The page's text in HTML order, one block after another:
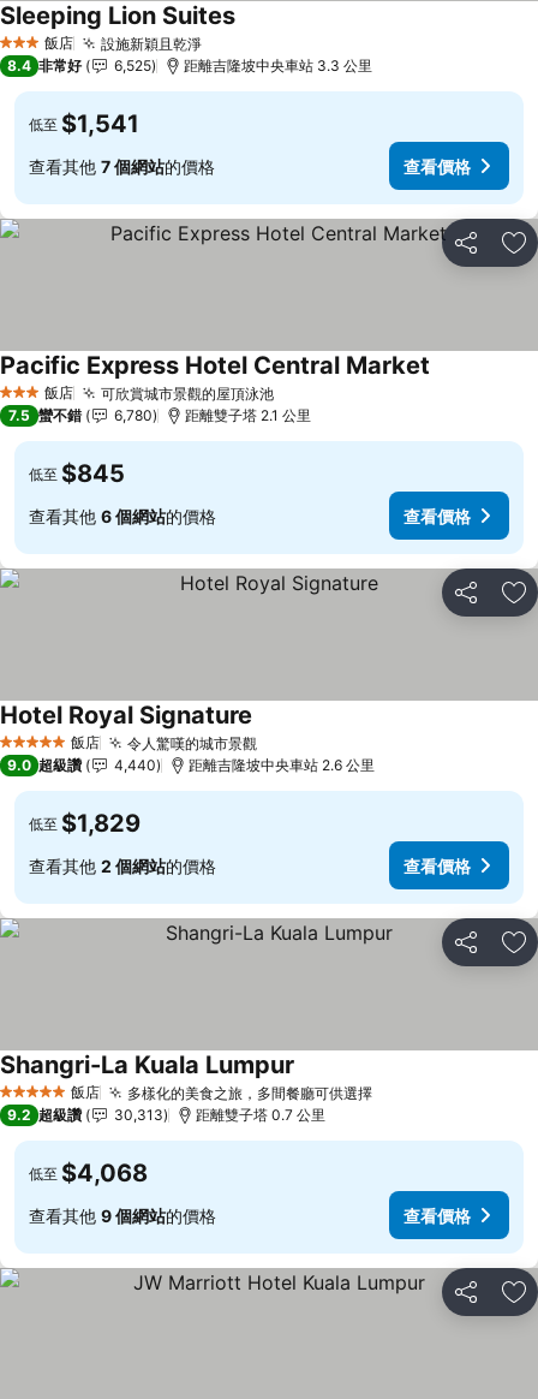
3 星級 飯店 設施新穎且乾淨查看價格
Sleeping Lion Suites查看價格
8.4 非常好 6,525 距離吉隆坡中央車站 3.3 公里
低至 $1,541
查看其他 7 個網站的價格 查看價格
分享 加
3 星級 飯店 可欣賞城市景觀的屋頂泳池查看價格
Pacific Express Hotel Central Market
7.5 蠻不錯 6,780 距離雙子塔 2.1 公里
低至 $845
查看其他 6 個網站的價格 查看價格
分享 加
5 星級 飯店 令人驚嘆的城市景觀查看價格
Hotel Royal Signature
9.0 超級讚 4,440 距離吉隆坡中央車站 2.6 公里
低至 $1,829
查看其他 2 個網站的價格 查看價格
分享 加
5 星級 飯店 多樣化的美食之旅，多間餐廳可供選擇查看價格
Shangri-La Kuala Lumpur
9.2 超級讚 30,313 距離雙子塔 0.7 公里
低至 $4,068
查看其他 9 個網站的價格 查看價格
分享 加